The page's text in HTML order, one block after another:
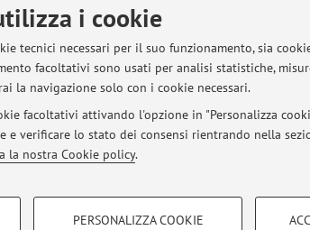
i cookie
tecnici necessari per il suo funzionamento, sia
facoltativi sono usati per analisi statistiche,
la navigazione solo con i cookie necessari.
facoltativi attivando l'opzione in "Personalizza
e verificare lo stato dei consensi rientrando nella
la nostra Cookie policy.
PERSONALIZZA COOKIE
d'esame on line - Fisica Tecnica Ambientale
Garai – Fisica Tecnica Ambientale per Ing.
04/06/2020 Iscrizione in Almaesami Per
essere iscritto in Almaesami almeno due
il: 04 giugno 2020